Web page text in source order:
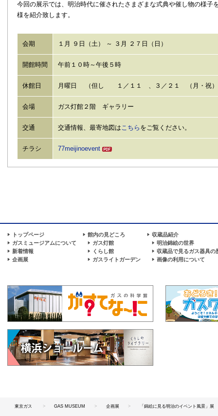
今回の展示では、明治時代に催されたさまざまな式典や催し物の様子
様を紹介致します。
会期 １月 ９日（土） ～ ３月 ２７日（日）
開館時間 午前１０時～午後５時
休館日 月曜日 （但し １／１１ 、３／２１ （月・祝）
会場 ガス灯館２階 ギャラリー
交通 交通情報、最寄地図はこちら をご覧ください。
チラシ 77meijinoevent
トップページ
ガスミュージアムについて
新着情報
企画展
館内の見どころ
ガス灯館
くらし館
ガスライトガーデン
収蔵品紹介
明治錦絵の世界
収蔵品で見るガス器具の
画像の利用について
東京ガス GAS MUSEUM 企画展 「錦絵に見る明治のイベント風景」展